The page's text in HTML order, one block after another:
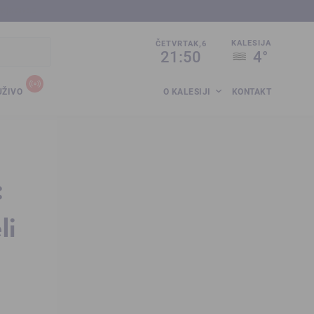
ČETVRTAK,6
21:50
KALESIJA
4°
O KALESIJI KONTAKT